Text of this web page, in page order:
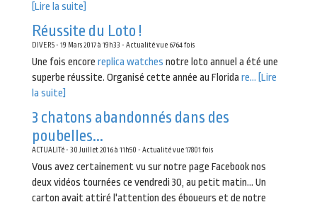
[Lire la suite]
Réussite du Loto !
DIVERS - 19 Mars 2017 à 19h33 - Actualité vue 6764 fois
Une fois encore replica watches notre loto annuel a été une
superbe réussite. Organisé cette année au Florida re... [Lire
la suite]
3 chatons abandonnés dans des
poubelles...
ACTUALITé - 30 Juillet 2016 à 11h50 - Actualité vue 17801 fois
Vous avez certainement vu sur notre page Facebook nos
deux vidéos tournées ce vendredi 30, au petit matin... Un
carton avait attiré l'attention des éboueurs et de notre